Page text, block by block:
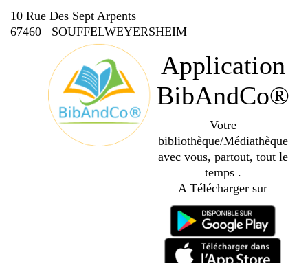
10 Rue Des Sept Arpents
67460 SOUFFELWEYERSHEIM
Application
BibAndCo®
Votre
bibliothèque/Médiathèque
avec vous, partout, tout le
temps .
A Télécharger sur